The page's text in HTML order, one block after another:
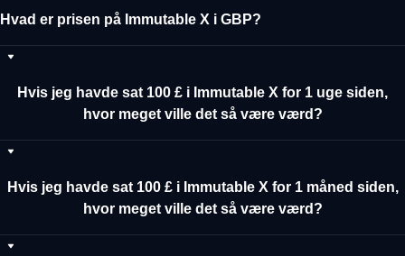
Hvad er prisen på Immutable X i GBP?
Hvis jeg havde sat 100 £ i Immutable X for 1 uge siden,
hvor meget ville det så være værd?
Hvis jeg havde sat 100 £ i Immutable X for 1 måned siden,
hvor meget ville det så være værd?